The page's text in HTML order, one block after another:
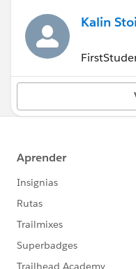
Kalin